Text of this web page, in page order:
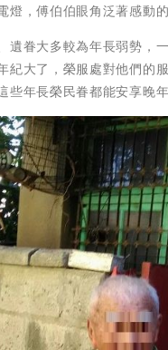
，傅伯伯眼角泛著感動
眷大多較為年長弱勢，
大了，榮服處對他們的
年長榮民眷都能安享晚年